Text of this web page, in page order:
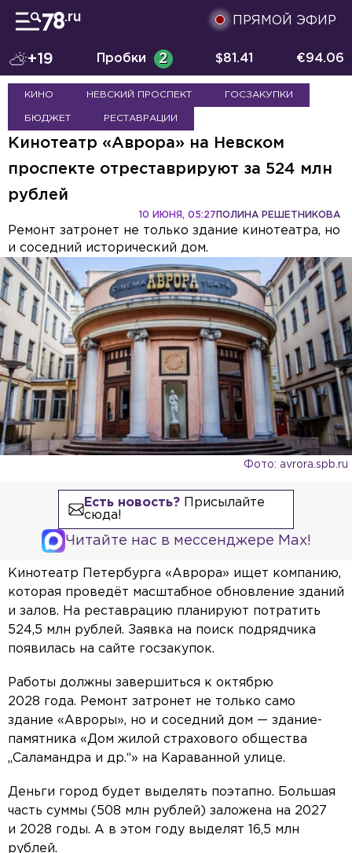
ПРЯМОЙ ЭФИР
+19 Пробки 2 $81.41 €94.06
КИНО НЕВСКИЙ ПРОСПЕКТ ГОСЗАКУПКИ
БЮДЖЕТ РЕСТАВРАЦИИ
Кинотеатр «Аврора» на Невском
проспекте отреставрируют за 524 млн
рублей
ПОЛИНА РЕШЕТНИКОВА
10 ИЮНЯ, 05:27
Ремонт затронет не только здание кинотеатра, но
и соседний исторический дом.
Фото: avrora.spb.ru
Есть новость?Присылайте
сюда!
Читайте нас в мессенджере Max!
Кинотеатр Петербурга «Аврора» ищет компанию,
которая проведёт масштабное обновление зданий
и залов. На реставрацию планируют потратить
524,5 млн рублей. Заявка на поиск подрядчика
появилась на сайте госзакупок.
Работы должны завершиться к октябрю
2028 года. Ремонт затронет не только само
здание «Авроры», но и соседний дом — здание-
памятника «Дом жилой страхового общества
„Саламандра и др.“» на Караванной улице.
Деньги город будет выделять поэтапно. Большая
часть суммы (508 млн рублей) заложена на 2027
и 2028 годы. А в этом году выделят 16,5 млн
рублей.